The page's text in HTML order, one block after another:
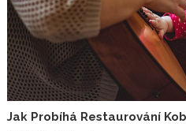
Jak Probíhá Restaurování